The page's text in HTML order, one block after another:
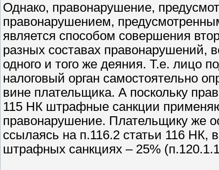
Однако, правонарушение,
правонарушением,
является способом совершения
разных составах правонарушений,
одного и того же деяния. Т.е. лицо
налоговый орган самостоятельно
вине плательщика. А поскольку
115 НК штрафные санкции
правонарушение. Плательщику же
ссылаясь на п.116.2 статьи 116 НК,
штрафных санкциях – 25%